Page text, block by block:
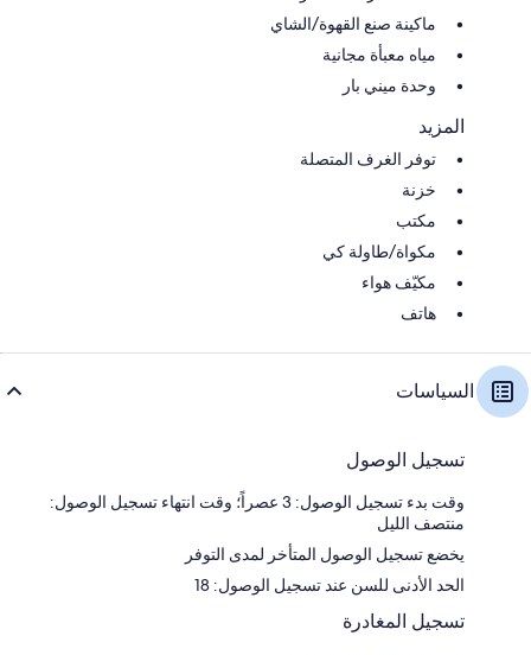
ماكينة صنع القهوة/الشاي
مياه معبأة مجانية
وحدة ميني بار
المزيد
توفر الغرف المتصلة
خزنة
مكتب
مكواة/طاولة كي
مكيّف هواء
هاتف
السياسات
تسجيل الوصول
وقت بدء تسجيل الوصول: 3 عصراً؛ وقت انتهاء تسجيل الوصول:
منتصف الليل
يخضع تسجيل الوصول المتأخر لمدى التوفر
الحد الأدنى للسن عند تسجيل الوصول: 18
تسجيل المغادرة